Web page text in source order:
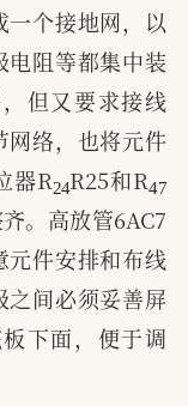
一个接地网，以
阻等都集中装
但又要求接线
网络，也将元件
器R24 R25和R47
。高放管6AC7
元件安排和布线
之间必须妥善屏
下面，便于调